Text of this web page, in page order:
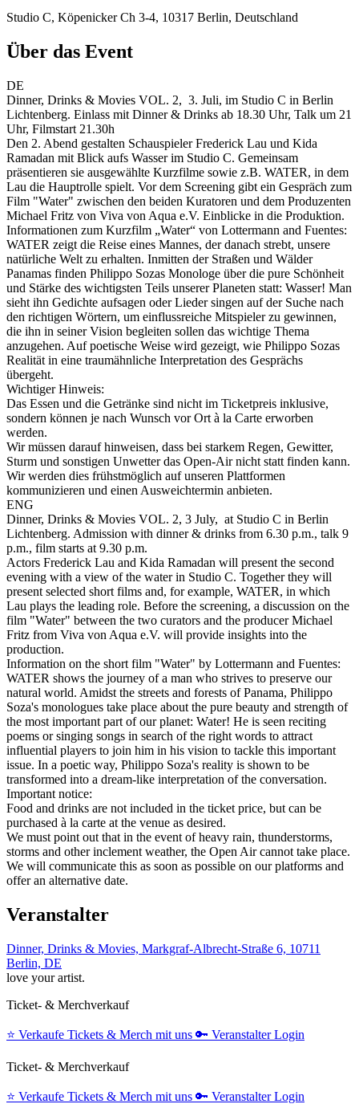
Studio C, Köpenicker Ch 3-4, 10317 Berlin, Deutschland
Über das Event
DE
Dinner, Drinks & Movies VOL. 2, 3. Juli, im Studio C in Berlin
Lichtenberg. Einlass mit Dinner & Drinks ab 18.30 Uhr, Talk um 21
Uhr, Filmstart 21.30h
Den 2. Abend gestalten Schauspieler Frederick Lau und Kida
Ramadan mit Blick aufs Wasser im Studio C. Gemeinsam
präsentieren sie ausgewählte Kurzfilme sowie z.B. WATER, in dem
Lau die Hauptrolle spielt. Vor dem Screening gibt ein Gespräch zum
Film "Water" zwischen den beiden Kuratoren und dem Produzenten
Michael Fritz von Viva von Aqua e.V. Einblicke in die Produktion.
Informationen zum Kurzfilm „Water“ von Lottermann and Fuentes:
WATER zeigt die Reise eines Mannes, der danach strebt, unsere
natürliche Welt zu erhalten. Inmitten der Straßen und Wälder
Panamas finden Philippo Sozas Monologe über die pure Schönheit
und Stärke des wichtigsten Teils unserer Planeten statt: Wasser! Man
sieht ihn Gedichte aufsagen oder Lieder singen auf der Suche nach
den richtigen Wörtern, um einflussreiche Mitspieler zu gewinnen,
die ihn in seiner Vision begleiten sollen das wichtige Thema
anzugehen. Auf poetische Weise wird gezeigt, wie Philippo Sozas
Realität in eine traumähnliche Interpretation des Gesprächs
übergeht.
Wichtiger Hinweis:
Das Essen und die Getränke sind nicht im Ticketpreis inklusive,
sondern können je nach Wunsch vor Ort à la Carte erworben
werden.
Wir müssen darauf hinweisen, dass bei starkem Regen, Gewitter,
Sturm und sonstigen Unwetter das Open-Air nicht statt finden kann.
Wir werden dies frühstmöglich auf unseren Plattformen
kommunizieren und einen Ausweichtermin anbieten.
ENG
Dinner, Drinks & Movies VOL. 2, 3 July, at Studio C in Berlin
Lichtenberg. Admission with dinner & drinks from 6.30 p.m., talk 9
p.m., film starts at 9.30 p.m.
Actors Frederick Lau and Kida Ramadan will present the second
evening with a view of the water in Studio C. Together they will
present selected short films and, for example, WATER, in which
Lau plays the leading role. Before the screening, a discussion on the
film "Water" between the two curators and the producer Michael
Fritz from Viva von Aqua e.V. will provide insights into the
production.
Information on the short film "Water" by Lottermann and Fuentes:
WATER shows the journey of a man who strives to preserve our
natural world. Amidst the streets and forests of Panama, Philippo
Soza's monologues take place about the pure beauty and strength of
the most important part of our planet: Water! He is seen reciting
poems or singing songs in search of the right words to attract
influential players to join him in his vision to tackle this important
issue. In a poetic way, Philippo Soza's reality is shown to be
transformed into a dream-like interpretation of the conversation.
Important notice:
Food and drinks are not included in the ticket price, but can be
purchased à la carte at the venue as desired.
We must point out that in the event of heavy rain, thunderstorms,
storms and other inclement weather, the Open Air cannot take place.
We will communicate this as soon as possible on our platforms and
offer an alternative date.
Veranstalter
Dinner, Drinks & Movies, Markgraf-Albrecht-Straße 6, 10711
Berlin, DE
love your artist.
Ticket- & Merchverkauf
⭐️ Verkaufe Tickets & Merch mit uns 🔑 Veranstalter Login
Ticket- & Merchverkauf
⭐️ Verkaufe Tickets & Merch mit uns 🔑 Veranstalter Login